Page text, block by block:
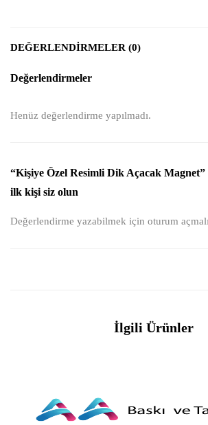
DEĞERLENDIRMELER (0)
Değerlendirmeler
Henüz değerlendirme yapılmadı.
“Kişiye Özel Resimli Dik Açacak
ilk kişi siz olun
Değerlendirme yazabilmek için oturum
İlgili Ürünler